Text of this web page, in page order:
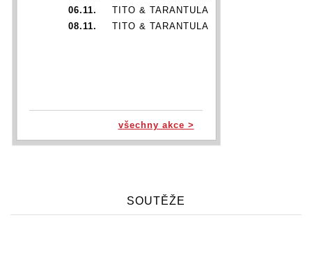
06.11.
TITO & TARANTULA
08.11.
TITO & TARANTULA
všechny akce >
SOUTĚŽE